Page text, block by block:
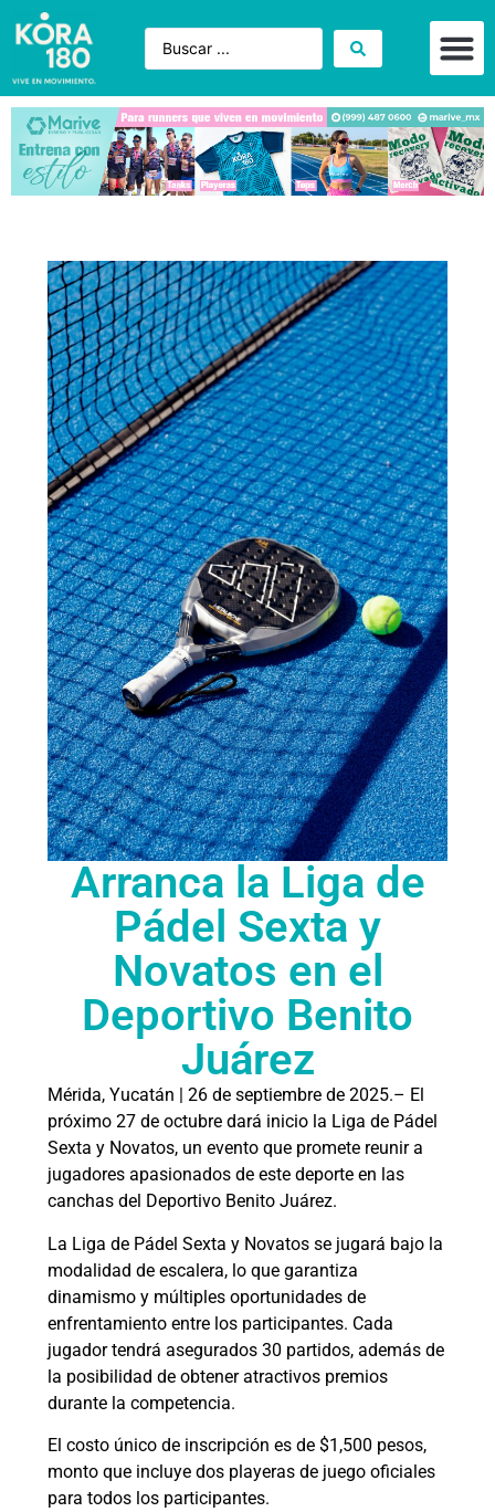
Arranca la Liga de
Pádel Sexta y
Novatos en el
Deportivo Benito
Juárez
Mérida, Yucatán | 26 de septiembre de 2025.– El
próximo 27 de octubre dará inicio la Liga de Pádel
Sexta y Novatos, un evento que promete reunir a
jugadores apasionados de este deporte en las
canchas del Deportivo Benito Juárez.
La Liga de Pádel Sexta y Novatos se jugará bajo la
modalidad de escalera, lo que garantiza
dinamismo y múltiples oportunidades de
enfrentamiento entre los participantes. Cada
jugador tendrá asegurados 30 partidos, además de
la posibilidad de obtener atractivos premios
durante la competencia.
El costo único de inscripción es de $1,500 pesos,
monto que incluye dos playeras de juego oficiales
para todos los participantes.